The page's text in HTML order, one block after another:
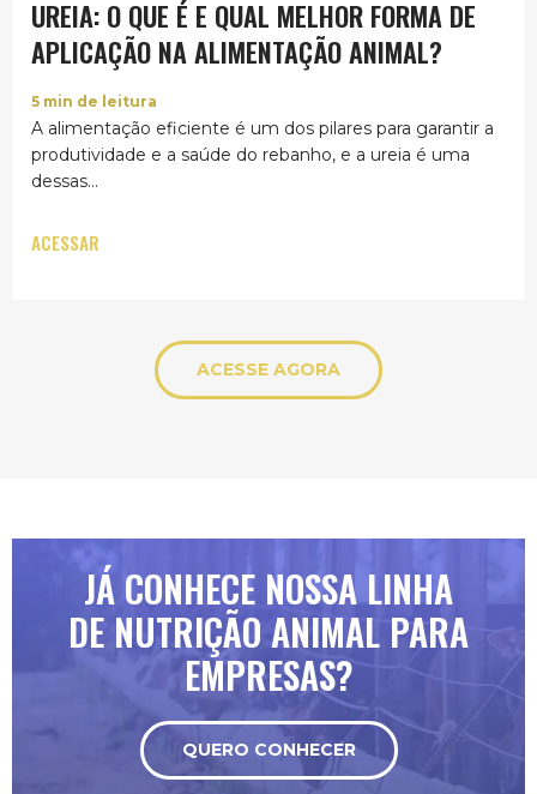
UREIA: O QUE É E QUAL MELHOR FORMA DE
APLICAÇÃO NA ALIMENTAÇÃO ANIMAL?
5 min de leitura
A alimentação eficiente é um dos pilares para garantir a
produtividade e a saúde do rebanho, e a ureia é uma
dessas...
ACESSAR
ACESSE AGORA
JÁ CONHECE NOSSA LINHA
DE NUTRIÇÃO ANIMAL PARA
EMPRESAS?
QUERO CONHECER